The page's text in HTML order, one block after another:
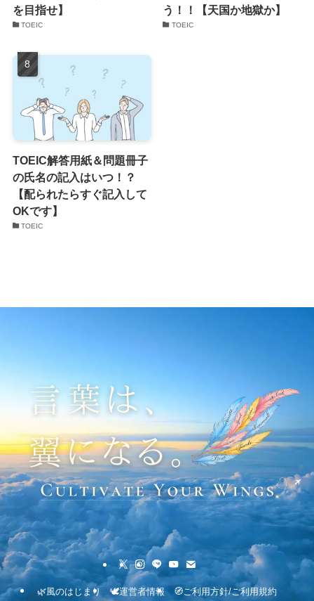
を目指せ】
TOEIC
う！！【天国か地獄か】
TOEIC
TOEIC解答用紙＆問題冊子
の氏名の記入はいつ！？
【配られたらすぐ記入して
OKです】
TOEIC
🌿風のはじまり 🕊運営者情報 🧭ご利用方針/ご利用規約